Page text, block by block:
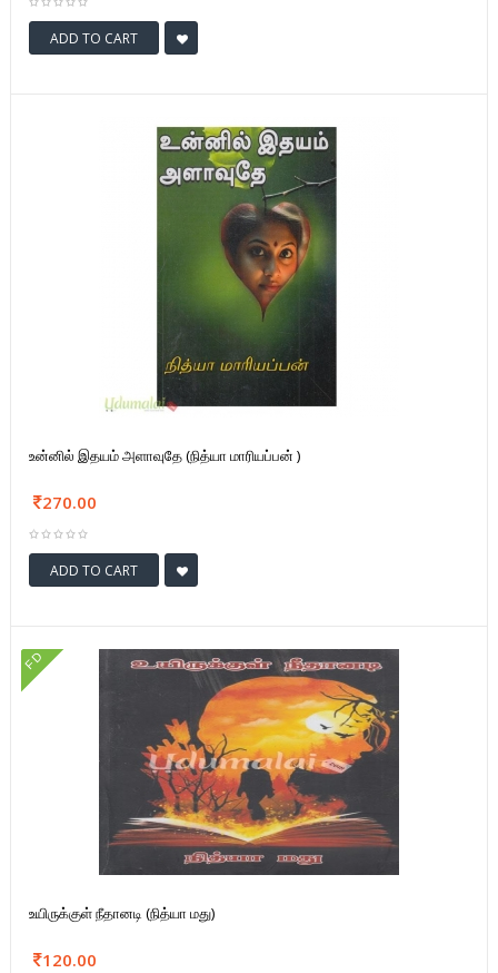
ADD TO CART
உன்னில் இதயம் அளாவுதே (நித்யா மாரியப்பன் )
270.00
ADD TO CART
FD
உயிருக்குள் நீதானடி (நித்யா மது)
120.00